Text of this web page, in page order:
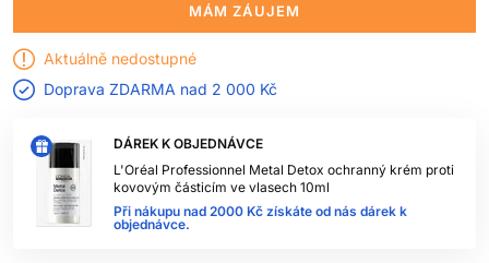
DÁREK K OBJEDNÁVCE
L'Oréal Professionnel Metal Detox ochranný krém proti
kovovým částicím ve vlasech 10ml
Při nákupu nad 2000 Kč získáte od nás dárek k
objednávce.
MÁM ZÁUJEM
Aktuálně nedostupné
Doprava ZDARMA nad 2 000 Kč